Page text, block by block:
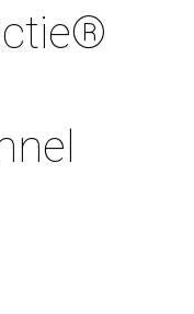
Culitetechselectie